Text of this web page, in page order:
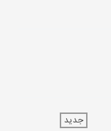
جدید